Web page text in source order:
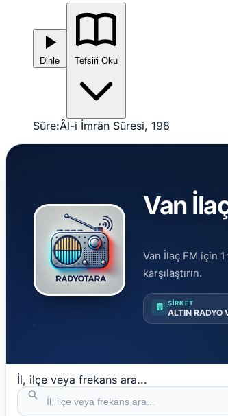
Dinle
Sûre:Âl-i İmrân Sûresi, 198
Van
Van İlaç FM için
karşılaştırın.
ŞIRKET
ALTIN RADYO
İl, ilçe veya frekans ara...